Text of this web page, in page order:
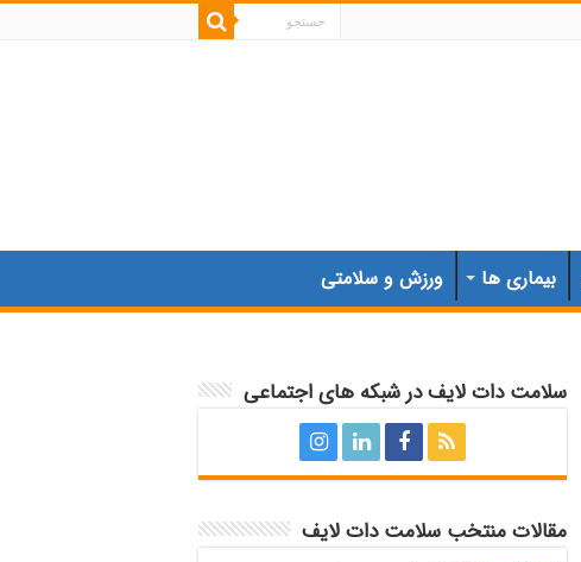
بیماری ها ورزش و سلامتی
سلامت دات لایف در شبکه های اجتماعی
مقالات منتخب سلامت دات لایف